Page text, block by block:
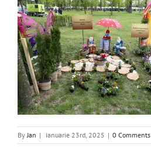
ByJan | ianuarie 23rd, 2025 | 0 Comments